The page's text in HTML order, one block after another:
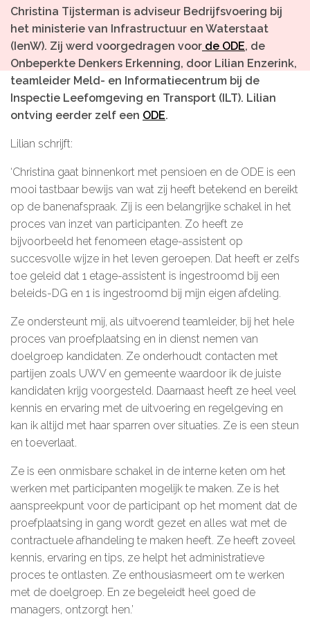
Microlearnings
Ontwikkeltraject Onbeperkt Talent
Breng een ODE!
De Teamaanpak
De Escaperoom
Bekijk volledig overzicht
Sluit je ook aan
In jouw organisatie
De beweging in cijfers
Over ons
Deelnemers & allianties
Updates & nieuws
Privacy Statement
Cookiebeleid (EU)
Christina Tijsterman is adviseur Bedrijfsvoering bij
het ministerie van Infrastructuur en Waterstaat
(IenW). Zij werd voorgedragen voor de ODE, de
Onbeperkte Denkers Erkenning, door Lilian Enzerink,
teamleider Meld- en Informatiecentrum bij de
Inspectie Leefomgeving en Transport (ILT). Lilian
ontving eerder zelf een ODE.
Lilian schrijft:
‘Christina gaat binnenkort met pensioen en de ODE is een
mooi tastbaar bewijs van wat zij heeft betekend en bereikt
op de banenafspraak. Zij is een belangrijke schakel in het
proces van inzet van participanten. Zo heeft ze
bijvoorbeeld het fenomeen etage-assistent op
succesvolle wijze in het leven geroepen. Dat heeft er zelfs
toe geleid dat 1 etage-assistent is ingestroomd bij een
beleids-DG en 1 is ingestroomd bij mijn eigen afdeling.
Ze ondersteunt mij, als uitvoerend teamleider, bij het hele
proces van proefplaatsing en in dienst nemen van
doelgroep kandidaten. Ze onderhoudt contacten met
partijen zoals UWV en gemeente waardoor ik de juiste
kandidaten krijg voorgesteld. Daarnaast heeft ze heel veel
kennis en ervaring met de uitvoering en regelgeving en
kan ik altijd met haar sparren over situaties. Ze is een steun
en toeverlaat.
Ze is een onmisbare schakel in de interne keten om het
werken met participanten mogelijk te maken. Ze is het
aanspreekpunt voor de participant op het moment dat de
proefplaatsing in gang wordt gezet en alles wat met de
contractuele afhandeling te maken heeft. Ze heeft zoveel
kennis, ervaring en tips, ze helpt het administratieve
proces te ontlasten. Ze enthousiasmeert om te werken
met de doelgroep. En ze begeleidt heel goed de
managers, ontzorgt hen.’